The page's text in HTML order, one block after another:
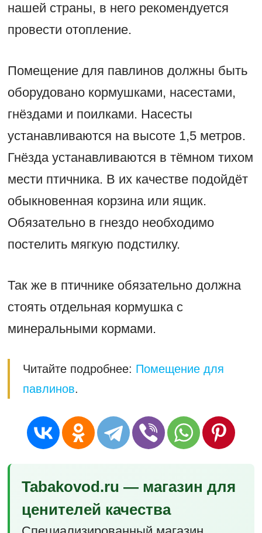
нашей страны, в него рекомендуется
провести отопление.
Помещение для павлинов должны быть
оборудовано кормушками, насестами,
гнёздами и поилками. Насесты
устанавливаются на высоте 1,5 метров.
Гнёзда устанавливаются в тёмном тихом
мести птичника. В их качестве подойдёт
обыкновенная корзина или ящик.
Обязательно в гнездо необходимо
постелить мягкую подстилку.
Так же в птичнике обязательно должна
стоять отдельная кормушка с
минеральными кормами.
Читайте подробнее: Помещение для
павлинов.
Tabakovod.ru — магазин для
ценителей качества